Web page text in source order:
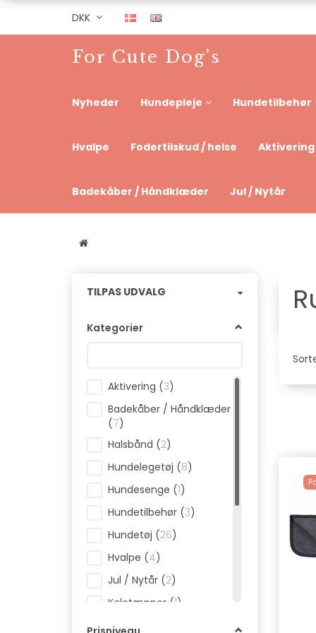
DKK
For Cute Dog's
Nyheder Hundepleje Hundetilbehør
Hvalpe Fodertilskud / helse Aktivering
Badekåber / Håndklæder Jul / Nytår
TILPAS UDVALG
Kategorier
Aktivering (3)
Badekåber / Håndklæder
(7)
Halsbånd (2)
Hundelegetøj (8)
Hundesenge (1)
Hundetilbehør (3)
Hundetøj (26)
Hvalpe (4)
Jul / Nytår (2)
Køletæpper (1)
Madras / pude / tæppe